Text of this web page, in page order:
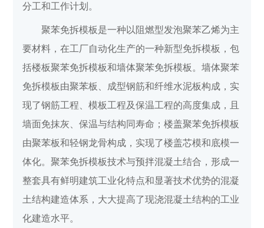
分工和工作计划。
聚苯免拆模板是一种以阻燃型发泡聚苯乙烯为主
要材料，在工厂自动化生产的一种新型免拆模板，包
括楼板聚苯免拆模板和墙体聚苯免拆模板。墙体聚苯
免拆模板由聚苯板、成型钢筋和纤维水泥板构成，实
现了钢筋工程、模板工程及保温工程的高度集成，且
墙面免抹灰、保温与结构同寿命；楼盖聚苯免拆模板
由聚苯板和轻钢龙骨构成，实现了楼盖芯模和底模一
体化。聚苯免拆模板技术与预拌混凝土结合，形成一
整套具有鲜明建筑工业化特点和显著技术优势的混凝
土结构建造体系，大大提高了现浇混凝土结构的工业
化建造水平。